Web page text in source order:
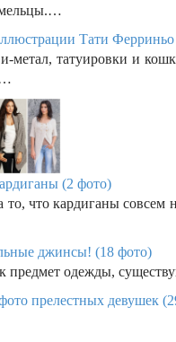
Тати
метал, татуировки и
(2 фото)
то, что кардиганы совсем
джинсы! (18 фото)
предмет одежды,
прелестных девушек